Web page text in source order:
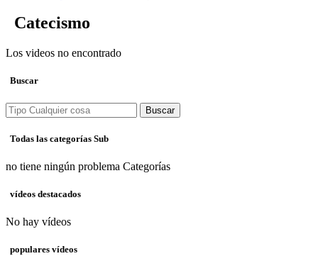
Catecismo
Los videos no encontrado
Buscar
Buscar
Todas las categorías Sub
no tiene ningún problema Categorías
vídeos destacados
No hay vídeos
populares vídeos